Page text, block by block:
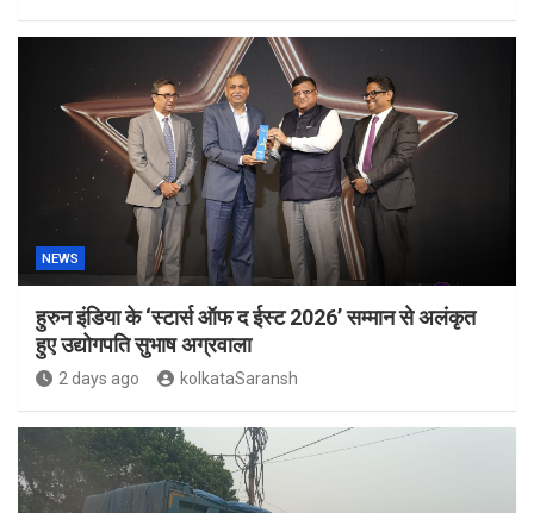
NEWS
हुरुन इंडिया के ‘स्टार्स ऑफ द ईस्ट 2026’ सम्मान से अलंकृत
हुए उद्योगपति सुभाष अग्रवाला
2 days ago kolkataSaransh